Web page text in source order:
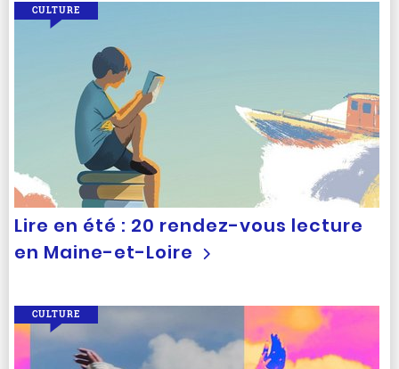
Lire en été : 20 rendez-vous lecture
en Maine-et-Loire
CULTURE
CULTURE